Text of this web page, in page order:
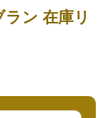
ン 在庫リ